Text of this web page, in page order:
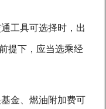
工具可选择时，出
提下，应当选乘经
金、燃油附加费可